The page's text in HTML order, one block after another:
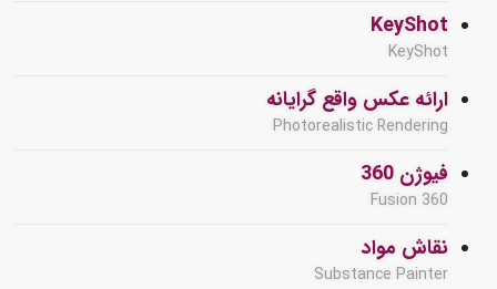
KeyShot
KeyShot
ارائه عکس واقع گرایانه
Photorealistic Rendering
فیوژن 360
Fusion 360
نقاش مواد
Substance Painter